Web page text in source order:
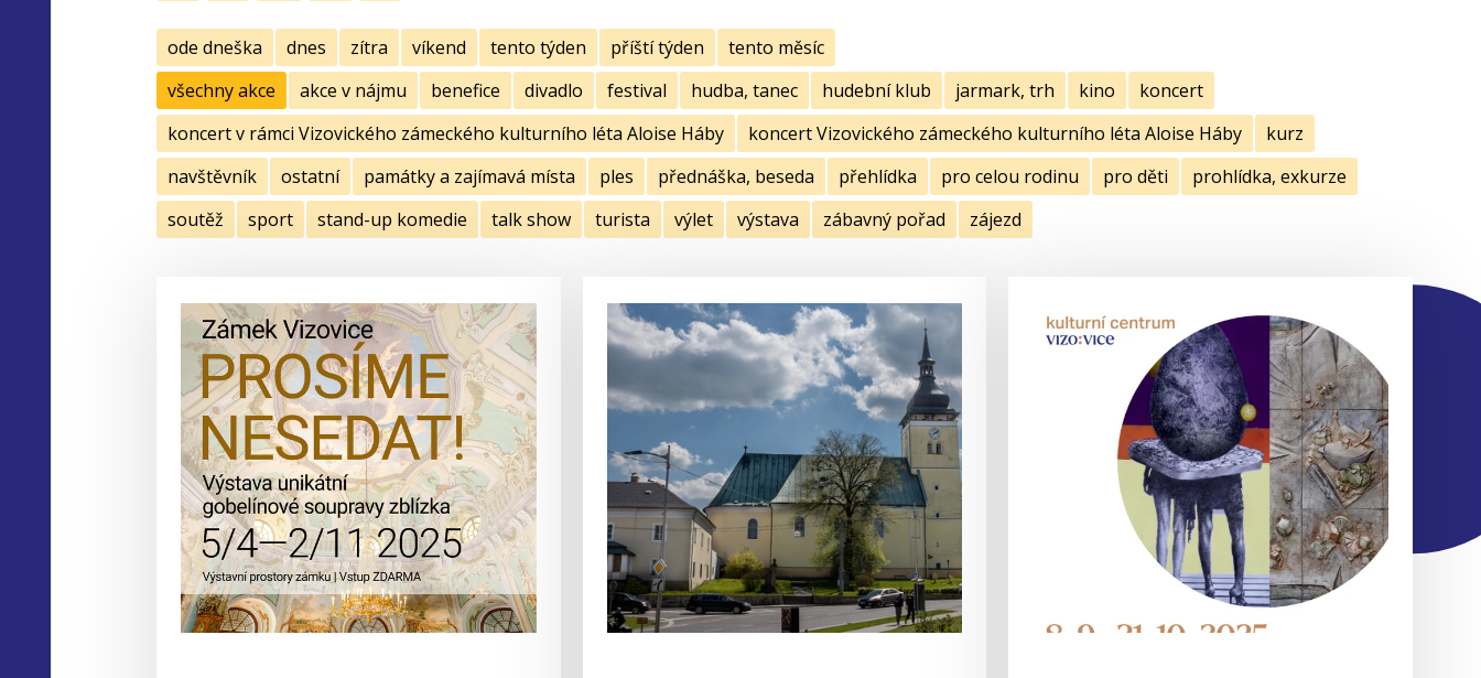
ode dneška dnes zítra víkend tento týden příští týden
tento měsíc
všechny akce
akce v nájmu benefice divadlo festival hudba, tanec hudební klub jarmark, trh kino
koncert
koncert v rámci Vizovického zámeckého kulturního léta Aloise Háby
koncert Vizovického zámeckého kulturního léta Aloise Háby
kurz
navštěvník
ostatní památky a zajímavá místa ples přednáška, beseda přehlídka pro celou rodinu pro děti
prohlídka, exkurze
soutěž
sport stand-up komedie talk show turista výlet výstava zábavný pořad zájezd